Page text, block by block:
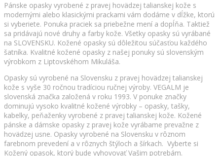
Pánske opasky vyrobené z pravej hovädzej talianskej kože s
modernými alebo klasickými prackami vám dodáme v dĺžke, ktorú
si vyberiete. Ponuka praciek sa priebežne mení a dopĺňa. Taktiež
sa pridávajú nové druhy a farby kože. Všetky opasky sú vyrábané
na SLOVENSKU. Kožené opasky sú dôležitou súčasťou každého
šatníka. Kvalitné kožené opasky z našej ponuky sú slovenským
výrobkom z Liptovskéhom Mikuláša.
Opasky sú vyrobené na Slovensku z pravej hovädzej talianskej
kože s vyše 30 ročnou tradíciou ručnej výroby. VEGALM je
slovenská značka založená v roku 1993. V ponuke značky
dominujú vysoko kvalitné kožené výrobky – opasky, tašky,
kabelky, peňaženky vyrobené z pravej talianskej kože. Kožené
pánske a dámske opasky z pravej kože vyrábame prevažne z
hovädzej usne. Opasky vyrobené na Slovensku v rôznom
farebnom prevedení a v rôznych štýloch a šírkach. Vyberte si
Kožený opasok, ktorý bude vyhovovať Vašim potrebám.